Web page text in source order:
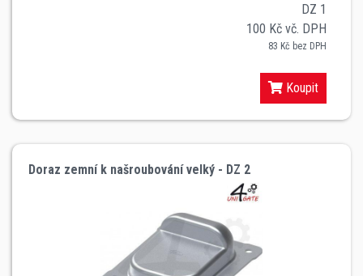
DZ 1
100 Kč vč. DPH
83 Kč bez DPH
Koupit
Doraz zemní k našroubování velký - DZ 2